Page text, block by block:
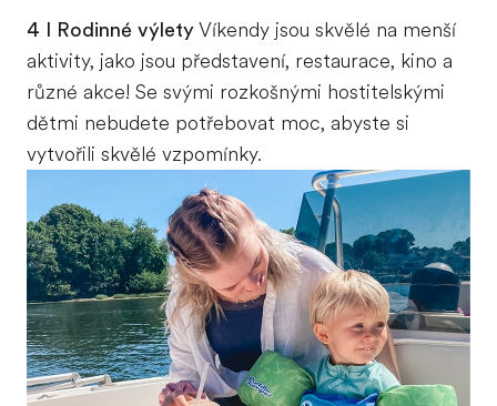
4 I Rodinné výlety Víkendy jsou skvělé na menší
aktivity, jako jsou představení, restaurace, kino a
různé akce! Se svými rozkošnými hostitelskými
dětmi nebudete potřebovat moc, abyste si
vytvořili skvělé vzpomínky.